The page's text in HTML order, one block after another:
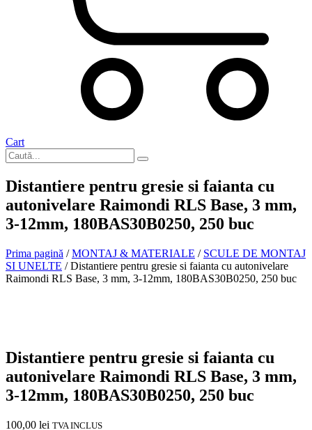
Cart
Distantiere pentru gresie si faianta cu
autonivelare Raimondi RLS Base, 3 mm,
3-12mm, 180BAS30B0250, 250 buc
Prima pagină /MONTAJ & MATERIALE / SCULE DE MONTAJ
SI UNELTE / Distantiere pentru gresie si faianta cu autonivelare
Raimondi RLS Base, 3 mm, 3-12mm, 180BAS30B0250, 250 buc
In stoc
Distantiere pentru gresie si faianta cu
autonivelare Raimondi RLS Base, 3 mm,
3-12mm, 180BAS30B0250, 250 buc
100,00 lei TVA INCLUS